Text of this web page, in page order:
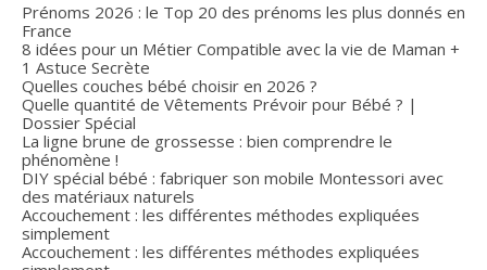
Prénoms 2026 : le Top 20 des prénoms les plus donnés en
France
8 idées pour un Métier Compatible avec la vie de Maman +
1 Astuce Secrète
Quelles couches bébé choisir en 2026 ?
Quelle quantité de Vêtements Prévoir pour Bébé ? |
Dossier Spécial
La ligne brune de grossesse : bien comprendre le
phénomène !
DIY spécial bébé : fabriquer son mobile Montessori avec
des matériaux naturels
Accouchement : les différentes méthodes expliquées
simplement
Accouchement : les différentes méthodes expliquées